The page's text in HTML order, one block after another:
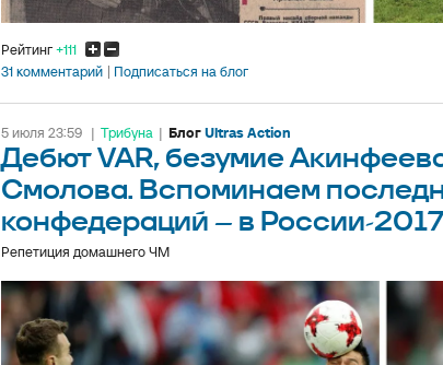
Рейтинг+111
31 комментарий
Подписаться на блог
5 июля 23:59 | Трибуна | БлогUltras Action
Дебют VAR, безумие
Смолова. Вспоминаем
конфедераций – в России-
Репетиция домашнего ЧМ